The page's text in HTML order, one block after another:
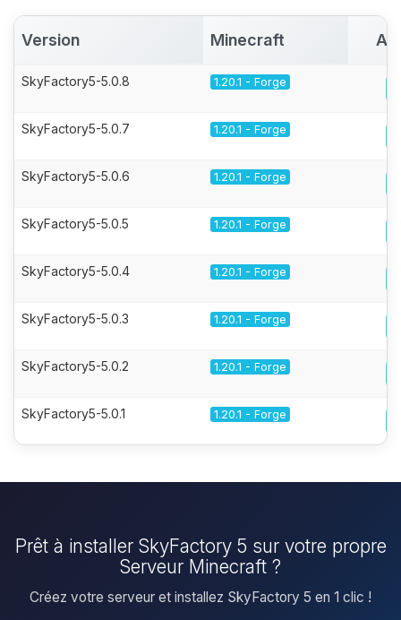
Version Minecraft
SkyFactory5-5.0.8 1.20.1 - Forge
SkyFactory5-5.0.7 1.20.1 - Forge
SkyFactory5-5.0.6 1.20.1 - Forge
SkyFactory5-5.0.5 1.20.1 - Forge
SkyFactory5-5.0.4 1.20.1 - Forge
SkyFactory5-5.0.3 1.20.1 - Forge
SkyFactory5-5.0.2 1.20.1 - Forge
SkyFactory5-5.0.1 1.20.1 - Forge
Prêt à installer SkyFactory 5 sur votre propre
Serveur Minecraft ?
Créez votre serveur et installez SkyFactory 5 en 1 clic !